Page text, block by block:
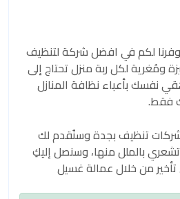
لكم في افضل شركة لتنظيف
ومُغرية لكل ربة منزل تحتاج إلى
نفسك بأعباء نظافة المنازل
فقط.
شركات تنظيف بجدة وسنُقدم لك
بالملل منها، وسنصل إليكِ
من خلال عمالة غسيل